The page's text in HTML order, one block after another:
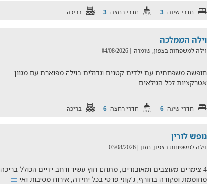
חדרי שינה 3 חדרי רחצה 3 בריכה
וילה הממלכה
וילה למשפחות בצפון, שומרה | 04/08/2026
חופשה משפחתית עם ילדים קטנים וגדולים בוילה מפוארת עם מגוון
אטרקציות לכל הגילאים.
חדרי שינה 6 חדרי רחצה 6 בריכה
נופש לורין
וילה למשפחות בצפון, חזון | 03/08/2026
4 צימרים מעוצבים ומאובזרים, מתחם חוץ עשיר ורחב ידיים הכולל בריכה
מחוממת ומקורה בחורף, ג'קוזי פרטי בכל יחידה, אירוח מסיבות ואי